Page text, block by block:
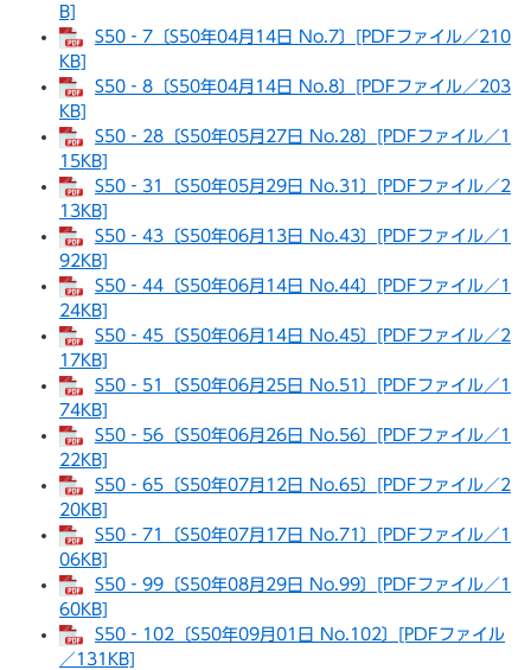
B]
S50‐7〔S50年04月14日 No.7〕[PDFファイル／210
KB]
S50‐8〔S50年04月14日 No.8〕[PDFファイル／203
KB]
S50‐28〔S50年05月27日 No.28〕[PDFファイル／1
15KB]
S50‐31〔S50年05月29日 No.31〕[PDFファイル／2
13KB]
S50‐43〔S50年06月13日 No.43〕[PDFファイル／1
92KB]
S50‐44〔S50年06月14日 No.44〕[PDFファイル／1
24KB]
S50‐45〔S50年06月14日 No.45〕[PDFファイル／2
17KB]
S50‐51〔S50年06月25日 No.51〕[PDFファイル／1
74KB]
S50‐56〔S50年06月26日 No.56〕[PDFファイル／1
22KB]
S50‐65〔S50年07月12日 No.65〕[PDFファイル／2
20KB]
S50‐71〔S50年07月17日 No.71〕[PDFファイル／1
06KB]
S50‐99〔S50年08月29日 No.99〕[PDFファイル／1
60KB]
S50‐102〔S50年09月01日 No.102〕[PDFファイル
／131KB]